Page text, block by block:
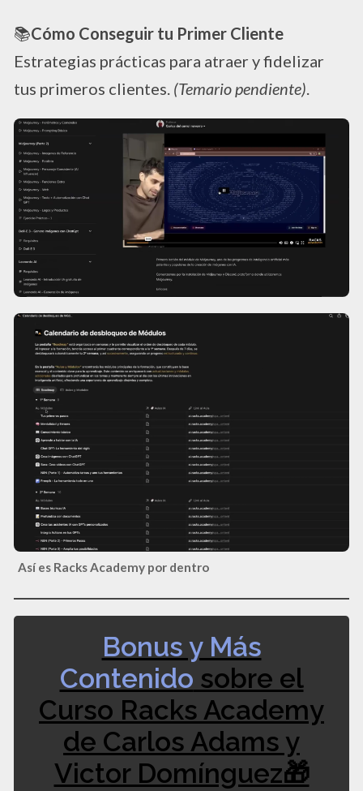
📚Cómo Conseguir tu Primer Cliente
Estrategias prácticas para atraer y fidelizar
tus primeros clientes. (Temario pendiente)
Así es Racks Academy por dentro
Bonus y Más
Contenido sobre el
Curso Racks Academy
de Carlos Adams y
Victor Domínguez🎁